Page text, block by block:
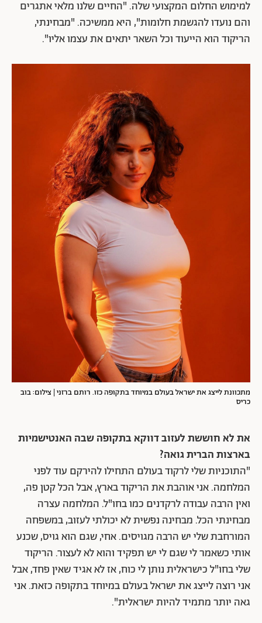
למימוש החלום המקצועי שלה. "החיים שלנו מלאי אתגרים
והם נועדו להגשמת חלומות", היא ממשיכה. "מבחינתי,
הריקוד הוא הייעוד וכל השאר יתאים את עצמו אליו".
מתכוונת לייצג את ישראל בעולם במיוחד בתקופה כזו. רותם ברזני | צילום: בוב
כריס
את לא חוששת לעזוב דווקא בתקופה שבה האנטישמיות
בארצות הברית גואה?
"התוכניות שלי לרקוד בעולם התחילו להירקם עוד לפני
המלחמה. אני אוהבת את הריקוד בארץ, אבל הכל קטן פה,
ואין הרבה עבודה לרקדנים כמו בחו"ל. המלחמה עצרה
מבחינתי הכל. מבחינה נפשית לא יכולתי לעזוב, במשפחה
המורחבת שלי יש הרבה מגויסים. אחי, שגם הוא גויס, שכנע
אותי כשאמר לי שגם לי יש תפקיד והוא לא לעצור. הריקוד
שלי בחו"ל כישראלית נותן לי כוח, אז לא אגיד שאין פחד, אבל
אני רוצה לייצג את ישראל בעולם במיוחד בתקופה כזאת. אני
גאה יותר מתמיד להיות ישראלית".